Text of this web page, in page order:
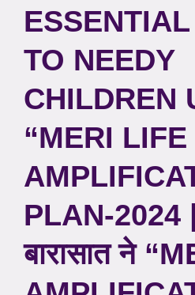
TO NEEDY
CHILDREN
“MERI LIFE
PLAN-2024
बारासात ने